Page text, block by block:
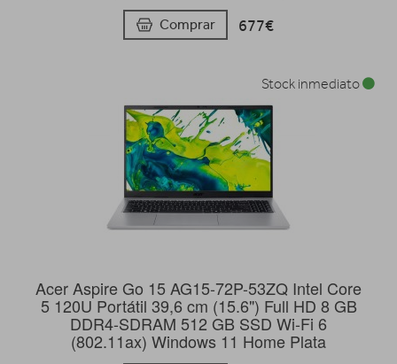
Comprar 677€
Acer Aspire Go 15 AG15-72P-53ZQ Intel Core
5 120U Portátil 39,6 cm (15.6") Full HD 8 GB
DDR4-SDRAM 512 GB SSD Wi-Fi 6
(802.11ax) Windows 11 Home Plata
Stock inmediato